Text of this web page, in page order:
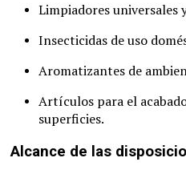
Limpiadores universales
Insecticidas de uso
Aromatizantes de
Artículos para el
superficies.
Alcance de las